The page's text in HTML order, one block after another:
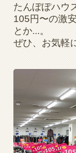
たんぽぽハウ
105円〜の激
とか...。
ぜひ、お気軽